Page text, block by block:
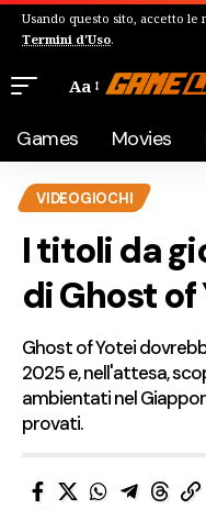
Usando questo sito, accetto le
Termini d'Uso.
Aa
Games Movies
VIDEOGIOCHI
I titoli da
di Ghost of
Ghost of Yotei
2025 e, nell'attesa,
ambientati nel
provati.